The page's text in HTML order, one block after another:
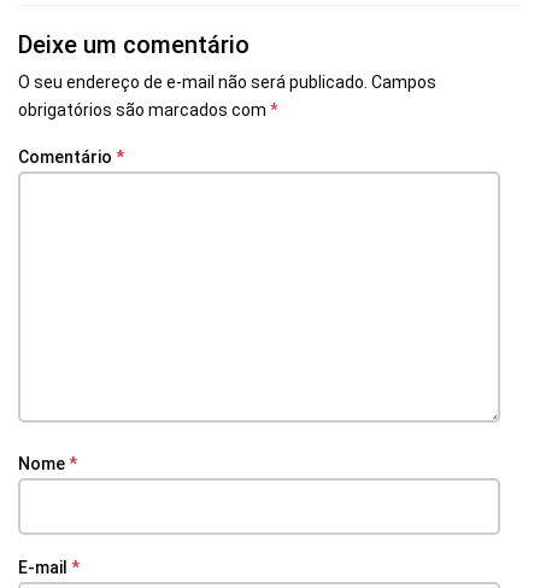
Deixe um comentário
O seu endereço de e-mail não será publicado. Campos
obrigatórios são marcados com *
Comentário *
Nome*
E-mail *